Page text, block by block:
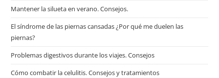
Mantener la silueta en verano. Consejos.
El síndrome de las piernas cansadas ¿Por qué me duelen las
piernas?
Problemas digestivos durante los viajes. Consejos
Cómo combatir la celulitis. Consejos y tratamientos